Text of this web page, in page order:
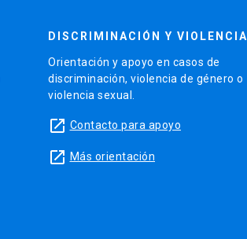
DISCRIMINACIÓN Y VIOLENCIA
Orientación y apoyo en casos de
discriminación, violencia de género o
violencia sexual.
launch Contacto para apoyo
launch Más orientación